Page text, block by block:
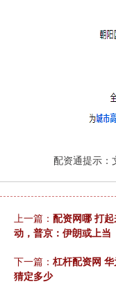
配资通提示：
上一篇： 配资网哪 打
动，普京：伊朗或上当
下一篇： 杠杆配资网
猜定多少